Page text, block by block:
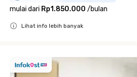
mulai dari Rp1.850.000 /bulan
Lihat info lebih banyak